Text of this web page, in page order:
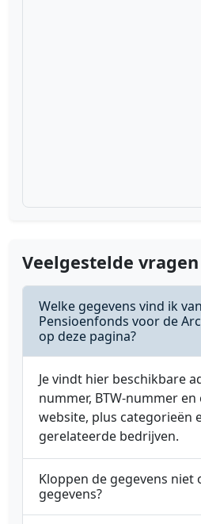
Veelgestelde vragen
Welke gegevens vind ik
Pensioenfonds voor de
op deze pagina?
Je vindt hier beschikbare
nummer, BTW-nummer
website, plus categorieën
gerelateerde bedrijven.
Kloppen de gegevens
gegevens?